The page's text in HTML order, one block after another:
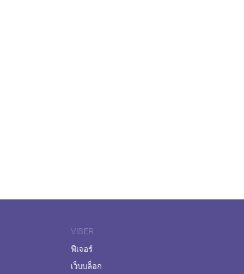
VIBER
ฟีเจอร์
เว็บบล็อก